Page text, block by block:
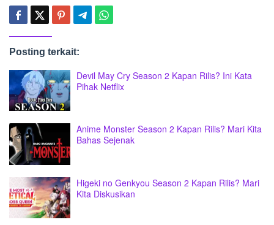
Posting terkait:
Devil May Cry Season 2 Kapan Rilis? Ini Kata
Pihak Netflix
Anime Monster Season 2 Kapan Rilis? Mari Kita
Bahas Sejenak
Higeki no Genkyou Season 2 Kapan Rilis? Mari
Kita Diskusikan